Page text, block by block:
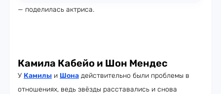
— поделилась актриса.
Камила Кабейо и Шон Мендес
У Камилы и Шона действительно были проблемы в
отношениях, ведь звёзды расставались и снова